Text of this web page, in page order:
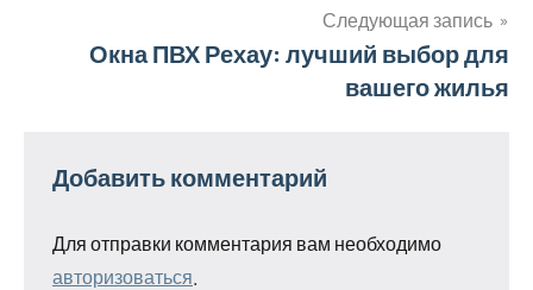
Следующая запись
Окна ПВХ Рехау: лучший выбор для
вашего жилья
Добавить комментарий
Для отправки комментария вам необходимо
авторизоваться